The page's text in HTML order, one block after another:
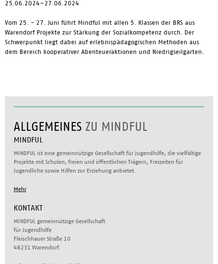
25.06.2024–27.06.2024
Vom 25. - 27. Juni führt Mindful mit allen 5. Klassen der BRS aus
Warendorf Projekte zur Stärkung der Sozialkompetenz durch. Der
Schwerpunkt liegt dabei auf erlebnispädagogischen Methoden aus
dem Bereich kooperativer Abenteueraktionen und Niedrigseilgarten.
ALLGEMEINES ZU MINDFUL
MINDFUL
MINDFUL ist eine gemeinnützige Gesellschaft für Jugendhilfe, die vielfältige
Projekte mit Schulen, freien und öffentlichen Trägern, Freizeiten für
Jugendliche sowie Hilfen zur Erziehung anbietet.
Mehr
KONTAKT
MINDFUL gemeinnützige Gesellschaft
für Jugendhilfe
Fleischhauer Straße 10
48231 Warendorf.